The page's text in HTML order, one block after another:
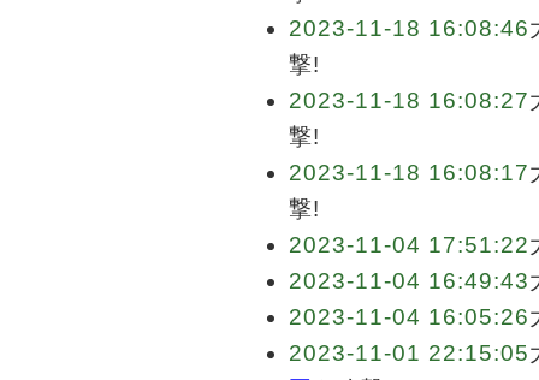
2023-11-18 16:08:46
撃!
2023-11-18 16:08:27
撃!
2023-11-18 16:08:17
撃!
2023-11-04 17:51:22
2023-11-04 16:49:43
2023-11-04 16:05:26
2023-11-01 22:15:05